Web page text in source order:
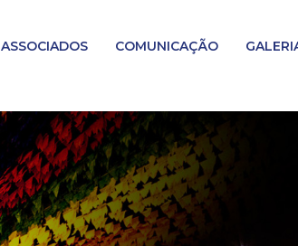
ASSOCIADOS COMUNICAÇÃO